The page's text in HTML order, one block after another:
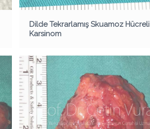
Dilde Tekrarlamış Skuamoz Hücreli
Karsinom